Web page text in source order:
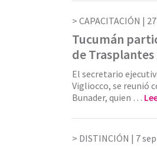
CAPACITACIÓN |
Tucumán
de Trasplantes
El secretario
Vigliocco, se reunió
Bunader, quien …
DISTINCIÓN | 7